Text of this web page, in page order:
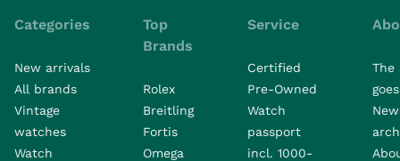
Categories
New arrivals
All brands
Vintage
watches
Watch
Top
Brands
Rolex
Breitling
Fortis
Omega
Service
Certified
Pre-Owned
Watch
passport
incl. 1000-
The